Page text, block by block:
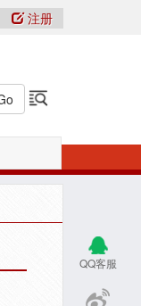
注册
QQ客服